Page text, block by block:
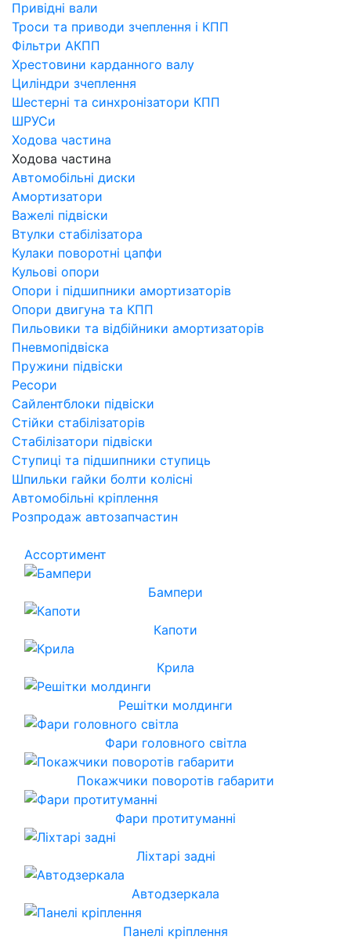
Привідні вали
Троси та приводи зчеплення і КПП
Фільтри АКПП
Хрестовини карданного валу
Циліндри зчеплення
Шестерні та синхронізатори КПП
ШРУСи
Ходова частина
Ходова частина
Автомобільні диски
Амортизатори
Важелі підвіски
Втулки стабілізатора
Кулаки поворотні цапфи
Кульові опори
Опори і підшипники амортизаторів
Опори двигуна та КПП
Пильовики та відбійники амортизаторів
Пневмопідвіска
Пружини підвіски
Ресори
Сайлентблоки підвіски
Стійки стабілізаторів
Стабілізатори підвіски
Ступиці та підшипники ступиць
Шпильки гайки болти колісні
Автомобільні кріплення
Розпродаж автозапчастин
Ассортимент
Бампери
Капоти
Крила
Решітки молдинги
Фари головного світла
Покажчики поворотів габарити
Фари протитуманні
Ліхтарі задні
Автодзеркала
Панелі кріплення